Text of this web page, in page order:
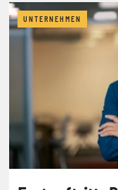
UNTERNEHMEN